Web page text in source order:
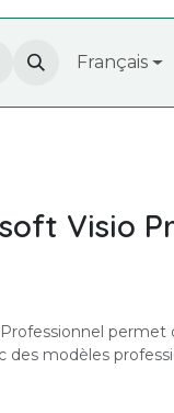
de nous
Français
Visio
permet
des modèles